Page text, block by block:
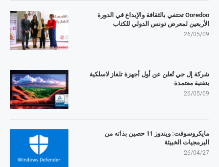
Ooredoo تحتفي بالثقافة والإبداع في الدورة
الأربعين لمعرض تونس الدولي للكتاب
26/05/09
شركة إل جي تُعلن عن أول أجهزة تلفاز لاسلكية
بتقنية معتمدة
26/05/09
مايكروسوفت: ويندوز 11 حصين بذاته من
البرمجيات الخبيثة
26/04/27